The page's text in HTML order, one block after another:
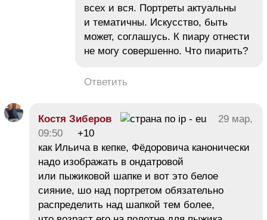
всех и вся. Портреты актуальны
и тематичны. Искусство, быть
может, соглашусь. К пиару отнести
не могу совершенно. Что пиарить?
Ответить
Костя Зиберов
29 мар,
09:50
+10
как Ильича в кепке, Фёдоровича канонически
надо изображать в ондатровой
или пыжиковой шапке и вот это белое
сияние, шо над портретом обязательно
распределить над шапкой тем более,